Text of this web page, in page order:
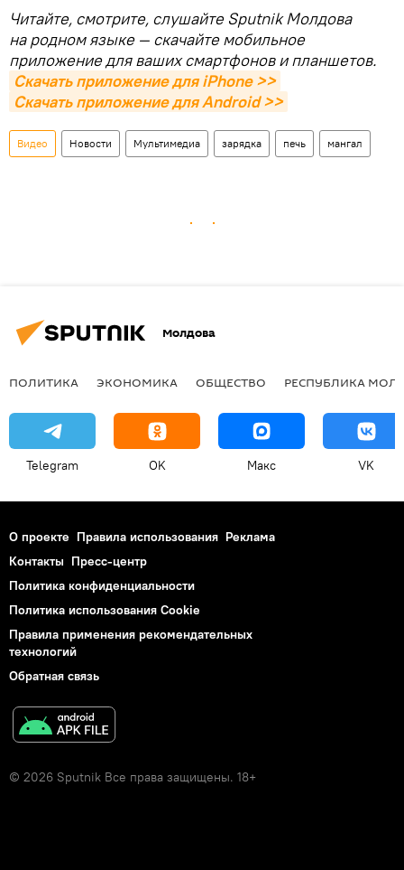
Читайте, смотрите, слушайте Sputnik Молдова
на родном языке — скачайте мобильное
приложение для ваших смартфонов и планшетов.
Скачать приложение для iPhone >>
Скачать приложение для Android >>
Видео Новости Мультимедиа зарядка печь мангал
Молдова
ПОЛИТИКА ЭКОНОМИКА ОБЩЕСТВО РЕСПУБЛИКА
Telegram OK Макс VK
О проекте Правила использования Реклама
Контакты Пресс-центр
Политика конфиденциальности
Политика использования Cookie
Правила применения рекомендательных
технологий
Обратная связь
© 2026 Sputnik Все права защищены. 18+